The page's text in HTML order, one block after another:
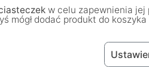
zakupiły lub używały dany
w celu zapewnienia jej
mógł dodać produkt do